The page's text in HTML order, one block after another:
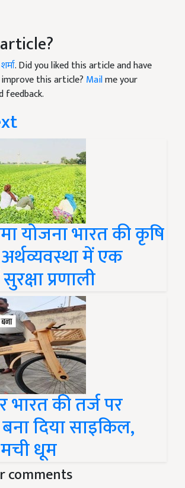
. Did you liked this article and have
this article? Mailme your
feedback.
योजना भारत की कृषि
में एक
प्रणाली
भारत की तर्ज पर
दिया साइकिल,
धूम
comments